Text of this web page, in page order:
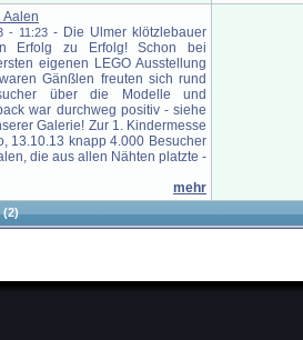
Aalen
- 11:23 - Die Ulmer klötzlebauer
Erfolg zu Erfolg! Schon bei
eigenen LEGO Ausstellung
Gänßlen freuten sich rund
über die Modelle und
war durchweg positiv - siehe
Galerie! Zur 1. Kindermesse
13.10.13 knapp 4.000 Besucher
die aus allen Nähten platzte -
mehr
(2)